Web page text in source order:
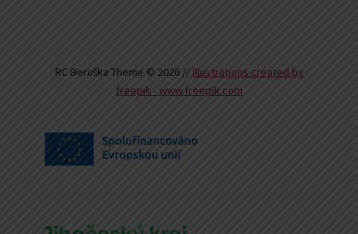
RC Beruška Theme © 2026 // Illustrations created by
freepik - www.freepik.com